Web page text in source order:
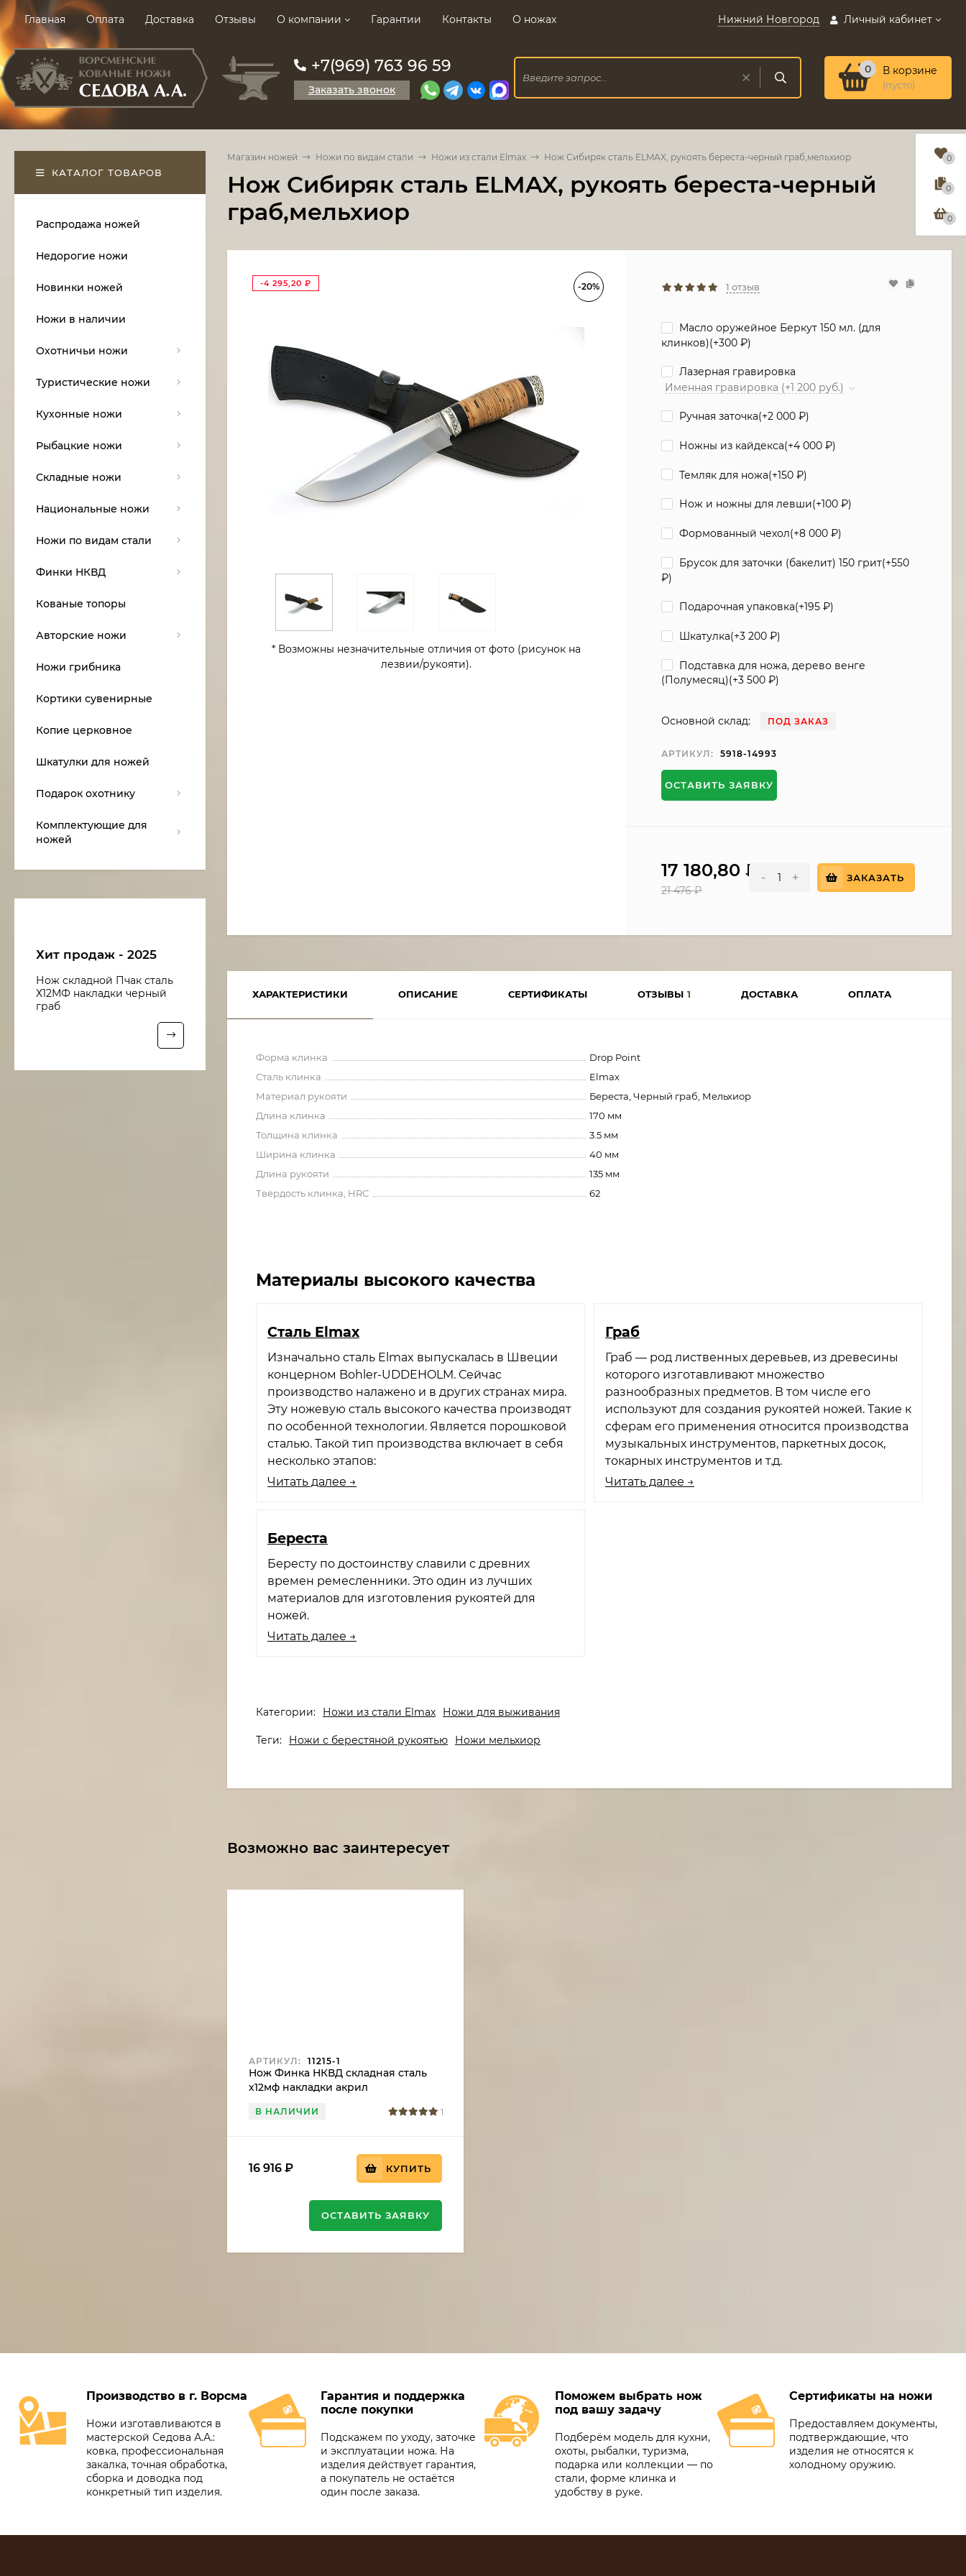
Главная Оплата Доставка Отзывы О компании Гарантии Контакты О ножах Нижний Новгород Личный кабинет
+7(969) 763 96 59
Заказать звонок
0 В корзине
(пусто)
Магазин ножей Ножи по видам стали Ножи из стали Elmax Нож Сибиряк сталь ELMAX, рукоять береста-черный граб,мельхиор
Нож Сибиряк сталь ELMAX, рукоять береста-черный
граб,мельхиор
-20%
-4 295,20 ₽
* Возможны незначительные отличия от фото (рисунок на
лезвии/рукояти).
1 отзыв
Масло оружейное Беркут 150 мл. (для
клинков)(+300₽)
Лазерная гравировка
Именная гравировка (+1 200 руб.)
Ручная заточка(+2 000₽)
Ножны из кайдекса(+4 000₽)
Темляк для ножа(+150₽)
Нож и ножны для левши(+100₽)
Формованный чехол(+8 000₽)
Брусок для заточки (бакелит) 150 грит(+550
₽)
Подарочная упаковка(+195₽)
Шкатулка(+3 200₽)
Подставка для ножа, дерево венге
(Полумесяц)(+3 500₽)
Основной склад: ПОД ЗАКАЗ
АРТИКУЛ: 5918-14993
ОСТАВИТЬ ЗАЯВКУ
17 180,80₽
21 476₽
- + ЗАКАЗАТЬ
ХАРАКТЕРИСТИКИ ОПИСАНИЕ СЕРТИФИКАТЫ ОТЗЫВЫ 1 ДОСТАВКА ОПЛАТА
Форма клинка
Drop Point
Сталь клинка
Elmax
Материал рукояти
Береста, Черный граб, Мельхиор
Длина клинка
170 мм
Толщина клинка
3.5 мм
Ширина клинка
40 мм
Длина рукояти
135 мм
Твёрдость клинка, HRC
62
Материалы высокого качества
Сталь Elmax
Изначально сталь Elmax выпускалась в Швеции
концерном Bohler-UDDEHOLM. Сейчас
производство налажено и в других странах мира.
Эту ножевую сталь высокого качества производят
по особенной технологии. Является порошковой
сталью. Такой тип производства включает в себя
несколько этапов:
Читать далее →
Граб
Граб — род лиственных деревьев, из древесины
которого изготавливают множество
разнообразных предметов. В том числе его
используют для создания рукоятей ножей. Такие к
сферам его применения относится производства
музыкальных инструментов, паркетных досок,
токарных инструментов и т.д.
Читать далее →
Береста
Бересту по достоинству славили с древних
времен ремесленники. Это один из лучших
материалов для изготовления рукоятей для
ножей.
Читать далее →
Категории: Ножи из стали Elmax Ножи для выживания
Теги: Ножи с берестяной рукоятью Ножи мельхиор
Возможно вас заинтересует
АРТИКУЛ: 11215-1
Нож Финка НКВД складная сталь
х12мф накладки акрил
со штифтом
В НАЛИЧИИ 1
16 916 ₽ КУПИТЬ
ОСТАВИТЬ ЗАЯВКУ
КАТАЛОГ ТОВАРОВ
Распродажа ножей
Недорогие ножи
Новинки ножей
Ножи в наличии
Охотничьи ножи
Туристические ножи
Кухонные ножи
Рыбацкие ножи
Складные ножи
Национальные ножи
Ножи по видам стали
Финки НКВД
Кованые топоры
Авторские ножи
Ножи грибника
Кортики сувенирные
Копие церковное
Шкатулки для ножей
Подарок охотнику
Комплектующие для
ножей
Хит продаж - 2025
Нож складной Пчак сталь
Х12МФ накладки черный
граб
Производство в г. Ворсма
Ножи изготавливаются в
мастерской Седова А.А.:
ковка, профессиональная
закалка, точная обработка,
сборка и доводка под
конкретный тип изделия.
Гарантия и поддержка
после покупки
Подскажем по уходу, заточке
и эксплуатации ножа. На
изделия действует гарантия,
а покупатель не остаётся
один после заказа.
Поможем выбрать нож
под вашу задачу
Подберём модель для кухни,
охоты, рыбалки, туризма,
подарка или коллекции — по
стали, форме клинка и
удобству в руке.
Сертификаты на ножи
Предоставляем документы,
подтверждающие, что
изделия не относятся к
холодному оружию.
0
0
0